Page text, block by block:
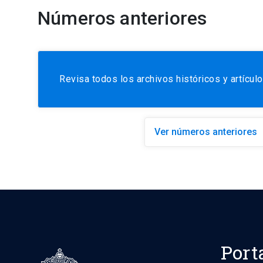
Números anteriores
Revisa todos los archivos históricos y
Ver números anteriores